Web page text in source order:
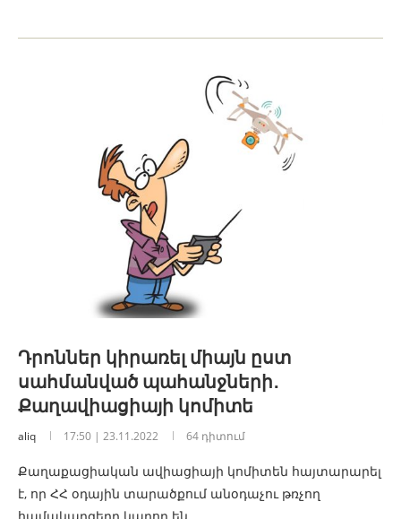
Դրոններ կիրառել միայն ըստ
սահմանված պահանջների․
Քաղավիացիայի կոմիտե
aliq 17:50 | 23.11.2022 64 դիտում
Քաղաքացիական ավիացիայի կոմիտեն հայտարարել
է, որ ՀՀ օդային տարածքում անօդաչու թռչող